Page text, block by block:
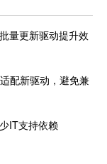
量更新驱动提升效
配新驱动，避免兼
IT支持依赖